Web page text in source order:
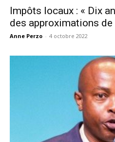
Impôts locaux : « Dix
des approximations de
Anne Perzo - 4 octobre 2022